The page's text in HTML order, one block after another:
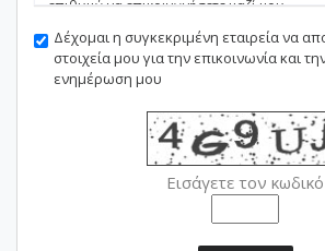
Δέχομαι η συγκεκριμένη εταιρεία να
στοιχεία μου για την επικοινωνία και
ενημέρωση μου
Εισάγετε τον κωδικό